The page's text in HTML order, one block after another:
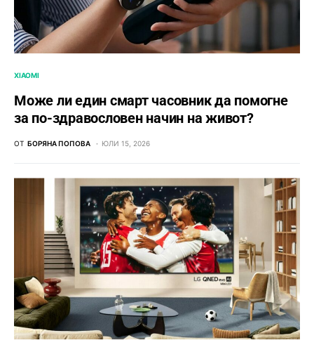
XIAOMI
Може ли един смарт часовник да помогне
за по-здравословен начин на живот?
ОТ БОРЯНА ПОПОВА ЮЛИ 15, 2026